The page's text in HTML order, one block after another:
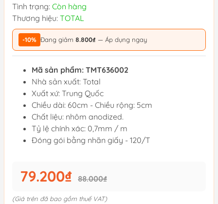
Tình trạng: Còn hàng
Thương hiệu: TOTAL
-10% Đang giảm 8.800₫ — Áp dụng ngay
Mã sản phẩm: TMT636002
Nhà sản xuất: Total
Xuất xứ: Trung Quốc
Chiều dài: 60cm - Chiều rộng: 5cm
Chất liệu: nhôm anodized.
Tỷ lệ chính xác: 0,7mm / m
Đóng gói bằng nhãn giấy - 120/T
79.200₫ 88.000₫
(Giá trên đã bao gồm thuế VAT)